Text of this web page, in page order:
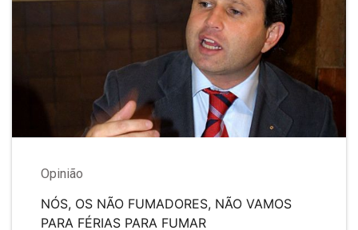
Opinião
NÓS, OS NÃO FUMADORES, NÃO VAMOS
PARA FÉRIAS PARA FUMAR